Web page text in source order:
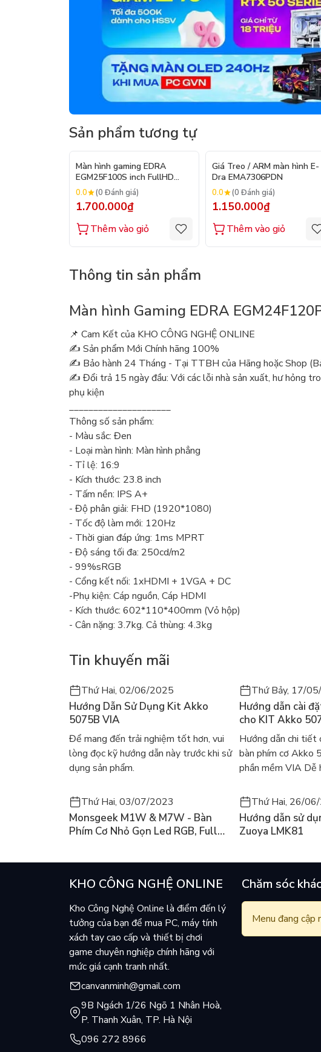
Sản phẩm tương tự
Màn hình gaming EDRA
EGM25F100S inch FullHD
100hz
0.0 (0 Đánh giá)
1.700.000₫
Thêm vào giỏ
Giá Treo / ARM màn hình E-
Dra EMA7306PDN
0.0 (0 Đánh giá)
1.150.000₫
Thêm vào giỏ
Thông tin sản phẩm
Màn hình Gaming EDRA
📌 Cam Kết của KHO CÔNG NGHỆ ONLINE
✍️ Sản phẩm Mới Chính hãng 100%
✍️ Bảo hành 24 Tháng - Tại TTBH của Hãng hoặc Shop
✍️ Đổi trả 15 ngày đầu: Với các lỗi nhà sản xuất, hư hỏng
phụ kiện
_____________________
Thông số sản phẩm:
- Màu sắc: Đen
- Loại màn hình: Màn hình phẳng
- Tỉ lệ: 16:9
- Kích thước: 23.8 inch
- Tấm nền: IPS A+
- Độ phân giải: FHD (1920*1080)
- Tốc độ làm mới: 120Hz
- Thời gian đáp ứng: 1ms MPRT
- Độ sáng tối đa: 250cd/m2
- 99%sRGB
- Cổng kết nối: 1xHDMI + 1VGA + DC
-Phụ kiện: Cáp nguồn, Cáp HDMI
- Kích thước: 602*110*400mm (Vỏ hộp)
- Cân nặng: 3.7kg. Cả thùng: 4.3kg
Tin khuyến mãi
Thứ Hai, 02/06/2025
Hướng Dẫn Sử Dụng Kit Akko
5075B VIA
Để mang đến trải nghiệm tốt hơn, vui
lòng đọc kỹ hướng dẫn này trước khi sử
dụng sản phẩm.
Thứ Bảy, 17/
Hướng dẫn cài
cho KIT Akko
Hướng dẫn chi tiết
bàn phím cơ Akko
phần mềm VIA Dễ
Thứ Hai, 03/07/2023
Monsgeek M1W & M7W - Bàn
Phím Cơ Nhỏ Gọn Led RGB, Full
Thứ Hai, 26/
Hướng dẫn sử
Zuoya LMK81
KHO CÔNG NGHỆ ONLINE
Kho Công Nghệ Online là điểm đến lý
tưởng của bạn để mua PC, máy tính
xách tay cao cấp và thiết bị chơi
game chuyên nghiệp chính hãng với
mức giá cạnh tranh nhất.
canvanminh@gmail.com
9B Ngách 1/26 Ngõ 1 Nhân Hoà,
P. Thanh Xuân, TP. Hà Nội
096 272 8966
Chăm sóc
Menu đang cập